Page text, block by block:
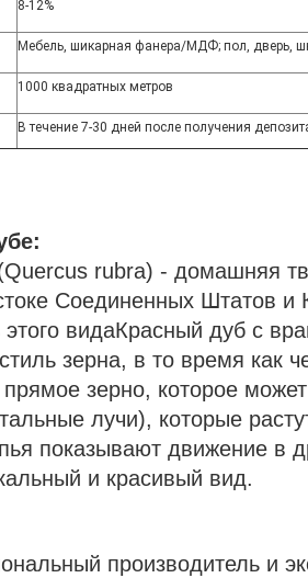
8-12%
Мебель, шикарная фанера/МДФ; пол, дверь,
1000 квадратных метров
В течение 7-30 дней после получения
rubra) - домашняя
Соединенных Штатов
этого видаКрасный дуб с
зерна, в то время как
прямое зерно, которое
лучи), которые
показывают движение в
и красивый вид.
производитель и